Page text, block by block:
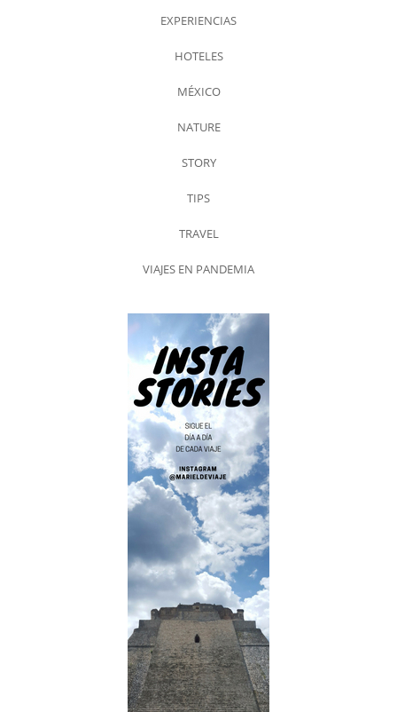
EXPERIENCIAS
HOTELES
MÉXICO
NATURE
STORY
TIPS
TRAVEL
VIAJES EN PANDEMIA